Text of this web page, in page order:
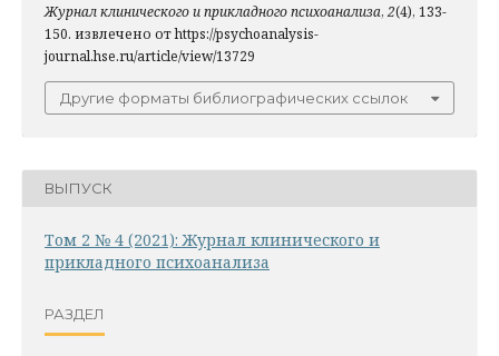
Журнал клинического и прикладного психоанализа, 2(4), 133-
150. извлечено от https://psychoanalysis-
journal.hse.ru/article/view/13729
Другие форматы библиографических ссылок
ВЫПУСК
Том 2 № 4 (2021): Журнал клинического и
прикладного психоанализа
РАЗДЕЛ